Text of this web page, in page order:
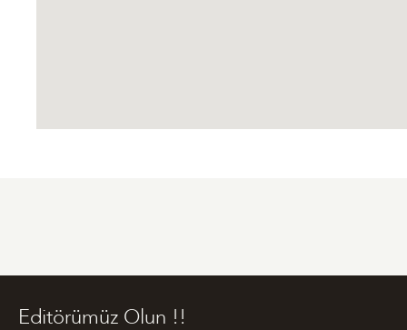
Editörümüz Olun !!